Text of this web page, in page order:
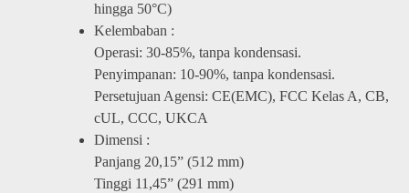
hingga 50°C)
Kelembaban :
Operasi: 30-85%, tanpa kondensasi.
Penyimpanan: 10-90%, tanpa kondensasi.
Persetujuan Agensi: CE(EMC), FCC Kelas A, CB,
cUL, CCC, UKCA
Dimensi :
Panjang 20,15” (512 mm)
Tinggi 11,45” (291 mm)